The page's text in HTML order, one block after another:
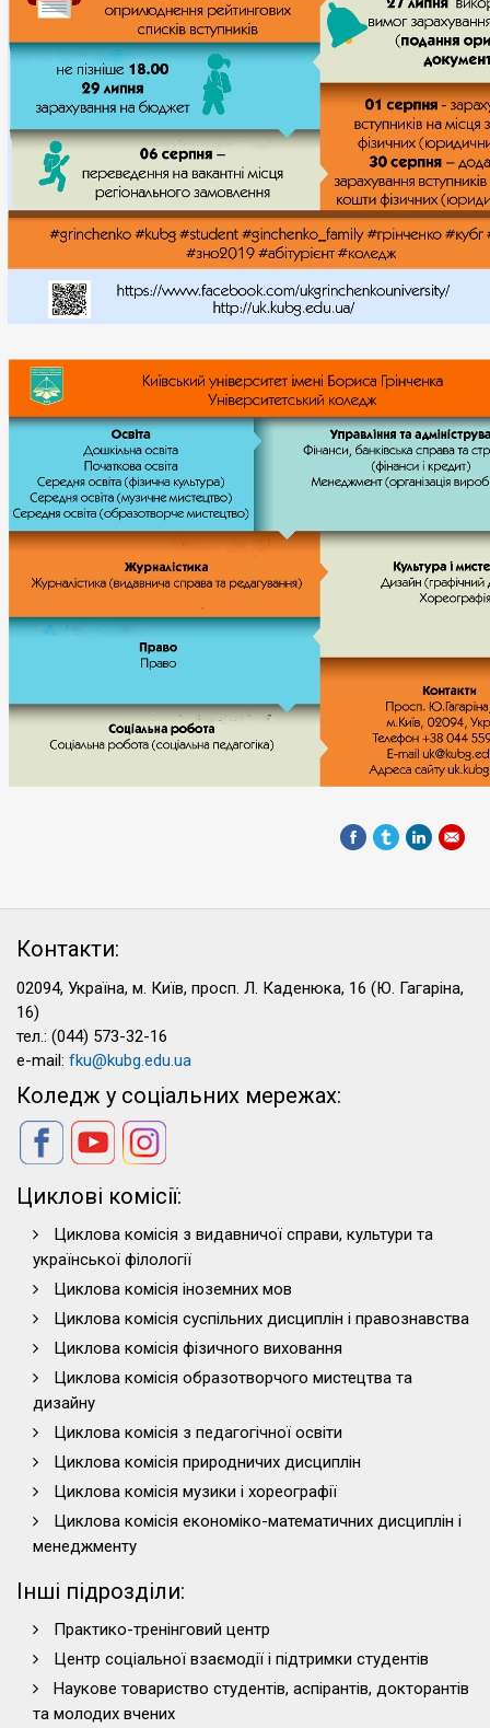
Контакти:
02094, Україна, м. Київ, просп. Л. Каденюка, 16 (Ю. Гагаріна,
16)
тел.: (044) 573-32-16
e-mail: fku@kubg.edu.ua
Коледж у соціальних мережах:
Циклові комісії:
Циклова комісія з видавничої справи, культури та
української філології
Циклова комісія іноземних мов
Циклова комісія суспільних дисциплін і правознавства
Циклова комісія фізичного виховання
Циклова комісія образотворчого мистецтва та
дизайну
Циклова комісія з педагогічної освіти
Циклова комісія природничих дисциплін
Циклова комісія музики і хореографії
Циклова комісія економіко-математичних дисциплін і
менеджменту
Інші підрозділи:
Практико-тренінговий центр
Центр соціальної взаємодії і підтримки студентів
Наукове товариство студентів, аспірантів, докторантів
та молодих вчених